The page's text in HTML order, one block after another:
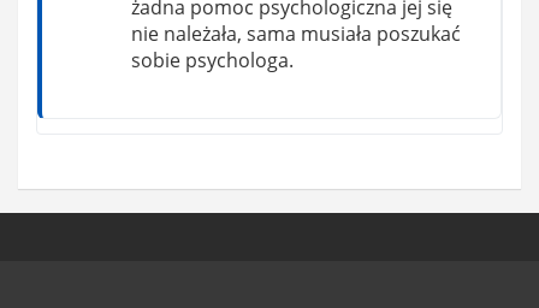
żadna pomoc psychologiczna jej się
nie należała, sama musiała poszukać
sobie psychologa.